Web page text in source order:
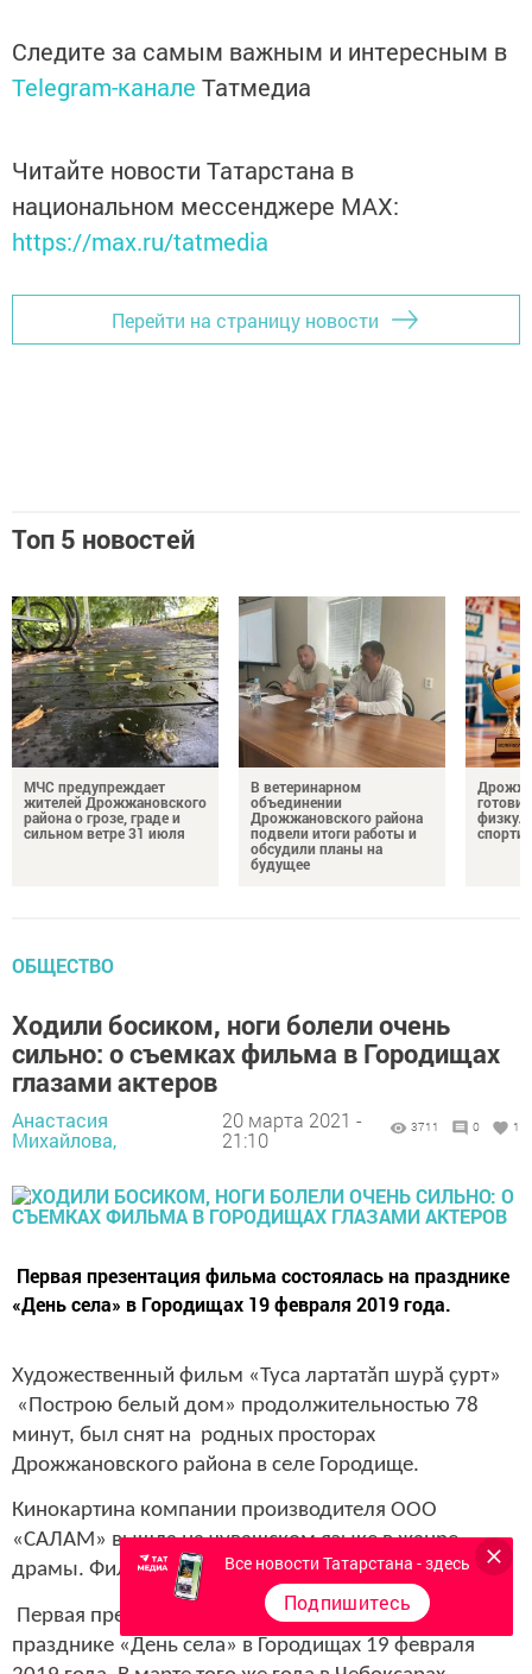
Следите за самым важным и интересным в
Telegram-канале Татмедиа
Читайте новости Татарстана в
национальном мессенджере MАХ:
https://max.ru/tatmedia
Перейти на страницу новости
Топ 5 новостей
МЧС предупреждает
жителей Дрожжановского
района о грозе, граде и
сильном ветре 31 июля
В ветеринарном
объединении
Дрожжановского района
подвели итоги работы и
обсудили планы на
будущее
ОБЩЕСТВО
Ходили босиком, ноги болели очень
сильно: о съемках фильма в Городищах
глазами актеров
Анастасия
Михайлова,
20 марта 2021 -
21:10
3711 0 1
Первая презентация фильма состоялась на празднике
«День села» в Городищах 19 февраля 2019 года.
Художественный фильм «Туса лартатăп шурă çурт»
«Построю белый дом» продолжительностью 78
минут, был снят на родных просторах
Дрожжановского района в селе Городище.
Кинокартина компании производителя ООО
«САЛАМ» вышла на чувашском языке в жанре
драмы. Фильм сняли за летний период 2018 года.
Первая презентация фильма состоялась на
празднике «День села» в Городищах 19 февраля
Все новости Татарстана - здесь
Подпишитесь